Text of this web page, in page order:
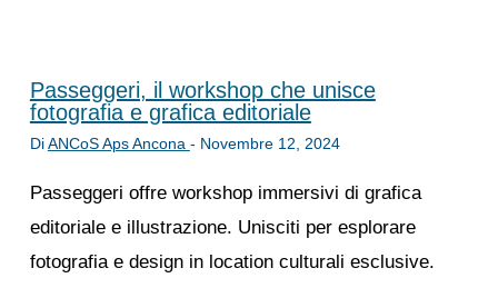
Passeggeri, il workshop che unisce
fotografia e grafica editoriale
DiANCoS Aps Ancona - Novembre 12, 2024
Passeggeri offre workshop immersivi di grafica
editoriale e illustrazione. Unisciti per esplorare
fotografia e design in location culturali esclusive.